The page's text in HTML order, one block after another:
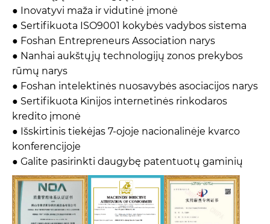
● Inovatyvi maža ir vidutinė įmonė
● Sertifikuota ISO9001 kokybės vadybos sistema
● Foshan Entrepreneurs Association narys
● Nanhai aukštųjų technologijų zonos prekybos
rūmų narys
● Foshan intelektinės nuosavybės asociacijos narys
● Sertifikuota Kinijos internetinės rinkodaros
kredito įmonė
● Išskirtinis tiekėjas 7-ojoje nacionalinėje kvarco
konferencijoje
● Galite pasirinkti daugybę patentuotų gaminių